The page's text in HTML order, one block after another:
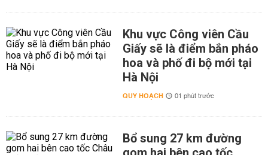
Khu vực Công viên Cầu
Giấy sẽ là điểm bắn pháo
hoa và phố đi bộ mới tại
Hà Nội
QUY HOẠCH 01 phút trước
Bổ sung 27 km đường